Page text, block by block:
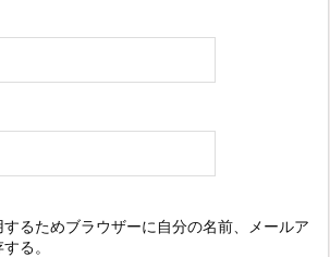
るためブラウザーに自分の名前、メールア
る。